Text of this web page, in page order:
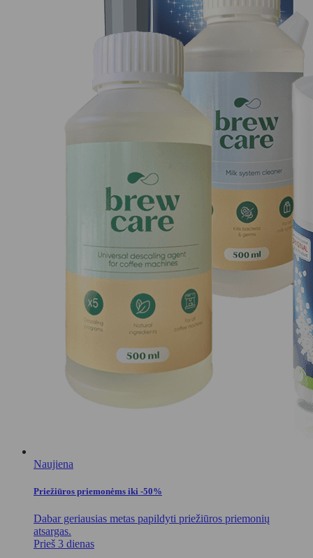
Naujiena
Priežiūros priemonėms iki -50%
Dabar geriausias metas papildyti priežiūros priemonių
atsargas.
Prieš 3 dienas